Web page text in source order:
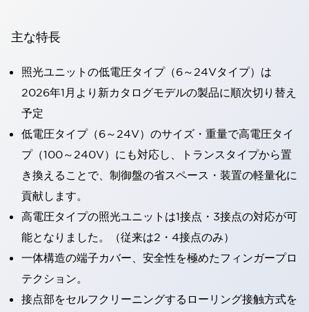
主な特長
照光ユニットの低電圧タイプ（6～24Vタイプ）は
2026年1月より新カタログモデルの製品に順次切り替え
予定
低電圧タイプ（6～24V）のサイズ・重量で高電圧タイ
プ（100～240V）にも対応し、トランスタイプから置
き換えることで、制御盤の省スペース・装置の軽量化に
貢献します。
高電圧タイプの照光ユニットは1接点・3接点の対応が可
能となりました。（従来は2・4接点のみ）
一体構造の端子カバー、安全性を極めたフィンガープロ
テクション。
接点部をセルフクリーニングするローリング接触方式を